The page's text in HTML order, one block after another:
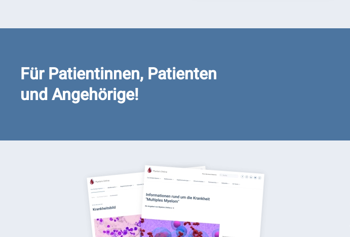
Für Patientinnen, Patienten
und Angehörige!